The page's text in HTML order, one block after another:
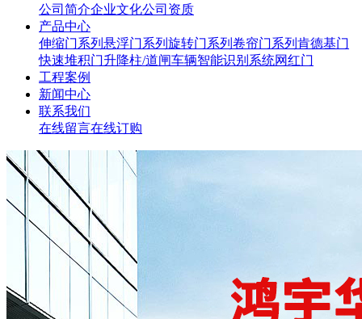
公司简介企业文化公司资质
产品中心
伸缩门系列 悬浮门系列 旋转门系列 卷帘门系列 肯德基门
快速堆积门升降柱/道闸车辆智能识别系统网红门
工程案例
新闻中心
联系我们
在线留言在线订购